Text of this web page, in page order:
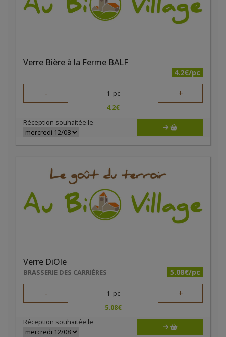
Verre Bière à la Ferme BALF
4.2€/pc
- 1 pc +
4.2€
Réception souhaitée le
Verre DiÔle
BRASSERIE DES CARRIÈRES 5.08€/pc
- 1 pc +
5.08€
Réception souhaitée le